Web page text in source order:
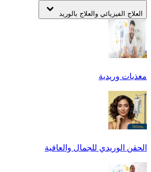
العلاج الفيزيائي والعلاج بالوريد
مغذيات وريدية
الحقن الوريدي للجمال والعافية